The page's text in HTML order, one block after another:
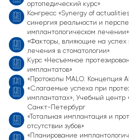
ортопедический курс»
Конгресс «Synergy of
синергия реальности и
имплантологическом лечении»
«Факторы, влияющие на успех
лечения в стоматологии»
Курс «Несъемное
имплантатов»
«Протоколы MALO. Концепция
«Слагаемые успеха при
имплантатах», Учебный центр
Санкт-Петербург
«Тотальная имплантация и
отсутствии зубов»
«Планирование